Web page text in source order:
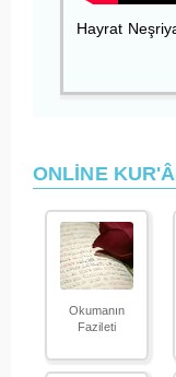
Hayrat
ONLİNE
Okumanın
Fazileti